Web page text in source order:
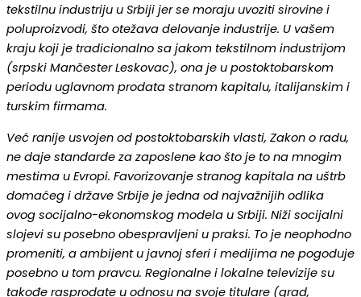
tekstilnu industriju u Srbiji jer se moraju uvoziti sirovine i
poluproizvodi, što otežava delovanje industrije. U vašem
kraju koji je tradicionalno sa jakom tekstilnom industrijom
(srpski Mančester Leskovac), ona je u postoktobarskom
periodu uglavnom prodata stranom kapitalu, italijanskim i
turskim firmama.
Već ranije usvojen od postoktobarskih vlasti, Zakon o radu,
ne daje standarde za zaposlene kao što je to na mnogim
mestima u Evropi. Favorizovanje stranog kapitala na uštrb
domaćeg i države Srbije je jedna od najvažnijih odlika
ovog socijalno-ekonomskog modela u Srbiji. Niži socijalni
slojevi su posebno obespravljeni u praksi. To je neophodno
promeniti, a ambijent u javnoj sferi i medijima ne pogoduje
posebno u tom pravcu. Regionalne i lokalne televizije su
takođe rasprodate u odnosu na svoje titulare (grad,